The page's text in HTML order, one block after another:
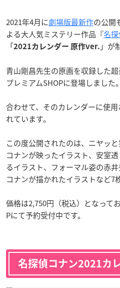
2021年4月に劇場版最新作の公開
よる大人気ミステリー作品『名
「2021カレンダー 原作ver. 」が
青山剛昌先生の原画を収録した
プレミアムSHOPに登場しました。
合わせて、そのカレンダーに使
れています。
この度公開されたのは、ニヤッ
コナンが映ったイラスト、安室
るイラスト、フォーマル姿の赤
コナンが描かれたイラストなど7
価格は2,750円（税込）となって
Pにて予約受付中です。
名探偵コナン2021カ